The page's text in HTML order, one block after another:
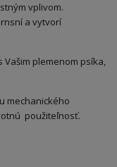
vplivom.
a vytvorí
plemenom psíka,
mechanického
použiteľnosť.